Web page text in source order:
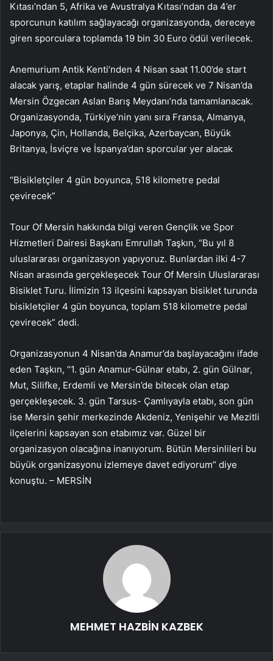
Kıtası’ndan 5, Afrika ve Avustralya Kıtası’ndan da 4’er
sporcunun katılım sağlayacağı organizasyonda, dereceye
giren sporculara toplamda 19 bin 30 Euro ödül verilecek.
Anemurium Antik Kenti’nden 4 Nisan saat 11.00’de start
alacak yarış, etaplar halinde 4 gün sürecek ve 7 Nisan’da
Mersin Özgecan Aslan Barış Meydanı’nda tamamlanacak.
Organizasyonda, Türkiye’nin yanı sıra Fransa, Almanya,
Japonya, Çin, Hollanda, Belçika, Azerbaycan, Büyük
Britanya, İsviçre ve İspanya’dan sporcular yer alacak
“Bisikletçiler 4 gün boyunca, 518 kilometre pedal
çevirecek”
Tour Of Mersin hakkında bilgi veren Gençlik ve Spor
Hizmetleri Dairesi Başkanı Emrullah Taşkın, “Bu yıl 8
uluslararası organizasyon yapıyoruz. Bunlardan ilki 4-7
Nisan arasında gerçekleşecek Tour Of Mersin Uluslararası
Bisiklet Turu. İlimizin 13 ilçesini kapsayan bisiklet turunda
bisikletçiler 4 gün boyunca, toplam 518 kilometre pedal
çevirecek” dedi.
Organizasyonun 4 Nisan’da Anamur’da başlayacağını ifade
eden Taşkın, “1. gün Anamur-Gülnar etabı, 2. gün Gülnar,
Mut, Silifke, Erdemli ve Mersin’de bitecek olan etap
gerçekleşecek. 3. gün Tarsus- Çamlıyayla etabı, son gün
ise Mersin şehir merkezinde Akdeniz, Yenişehir ve Mezitli
ilçelerini kapsayan son etabımız var. Güzel bir
organizasyon olacağına inanıyorum. Bütün Mersinlileri bu
büyük organizasyonu izlemeye davet ediyorum” diye
konuştu. – MERSİN
MEHMET HAZBİN KAZBEK